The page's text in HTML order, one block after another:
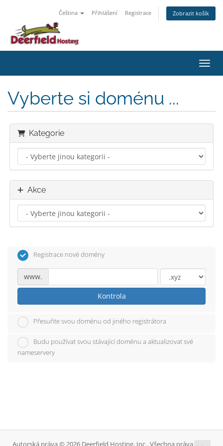
Čeština Přihlášení Registrace Zobrazit košík
Vyberte si doménu ...
Kategorie
Akce
Registrace nové domény
www.
Kontrola
Přesuňte svou doménu od jiného registrátora
Budu používat svou stávající doménu a aktualizovat své
nameservery
Autorská práva © 2026 Deerfield Hosting, Inc.. Všechna práva